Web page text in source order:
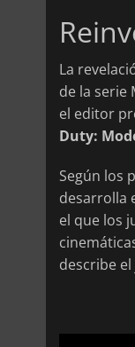
La
de la serie
el editor
Duty:
Según los
desarrolla
el que los
describe